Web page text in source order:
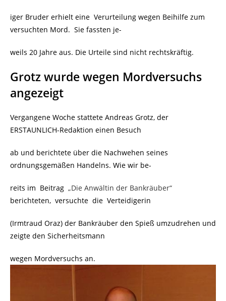
iger Bruder erhielt eine Verurteilung wegen Beihilfe zum
versuchten Mord. Sie fassten je-
weils 20 Jahre aus. Die Urteile sind nicht rechtskräftig.
Grotz wurde wegen Mordversuchs
angezeigt
Vergangene Woche stattete Andreas Grotz, der
ERSTAUNLICH-Redaktion einen Besuch
ab und berichtete über die Nachwehen seines
ordnungsgemäßen Handelns. Wie wir be-
reits im Beitrag „Die Anwältin der Bankräuber“
berichteten, versuchte die Verteidigerin
(Irmtraud Oraz) der Bankräuber den Spieß umzudrehen und
zeigte den Sicherheitsmann
wegen Mordversuchs an.